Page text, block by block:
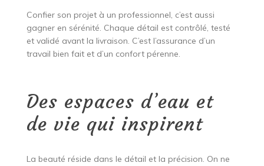
Confier son projet à un professionnel, c’est aussi
gagner en sérénité. Chaque détail est contrôlé, testé
et validé avant la livraison. C’est l’assurance d’un
travail bien fait et d’un confort pérenne.
Des espaces d’eau et
de vie qui inspirent
La beauté réside dans le détail et la précision. On ne